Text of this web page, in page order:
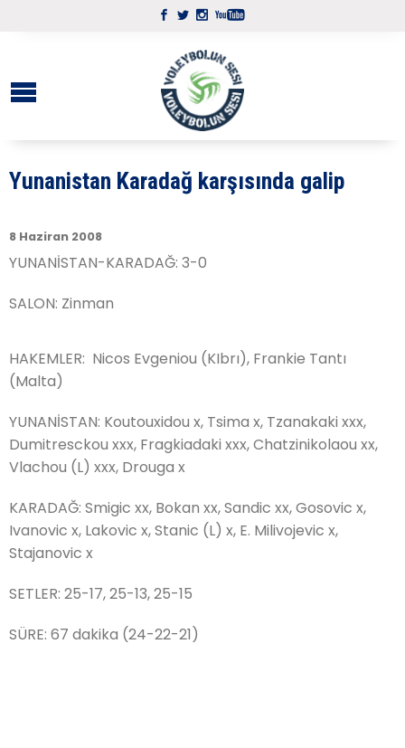
Yunanistan Karadağ karşısında galip
8 Haziran 2008
YUNANİSTAN-KARADAĞ: 3-0
SALON: Zinman
HAKEMLER: Nicos Evgeniou (KIbrı), Frankie Tantı
(Malta)
YUNANİSTAN: Koutouxidou x, Tsima x, Tzanakaki xxx,
Dumitresckou xxx, Fragkiadaki xxx, Chatzinikolaou xx,
Vlachou (L) xxx, Drouga x
KARADAĞ: Smigic xx, Bokan xx, Sandic xx, Gosovic x,
Ivanovic x, Lakovic x, Stanic (L) x, E. Milivojevic x,
Stajanovic x
SETLER: 25-17, 25-13, 25-15
SÜRE: 67 dakika (24-22-21)